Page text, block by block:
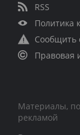
RSS
Политика
Сообщить
Правовая
Материалы,
рекламой